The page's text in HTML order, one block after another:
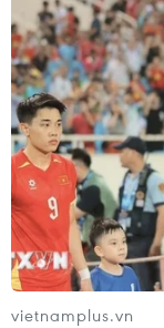
học gần hơn với
vietnamplus.vn